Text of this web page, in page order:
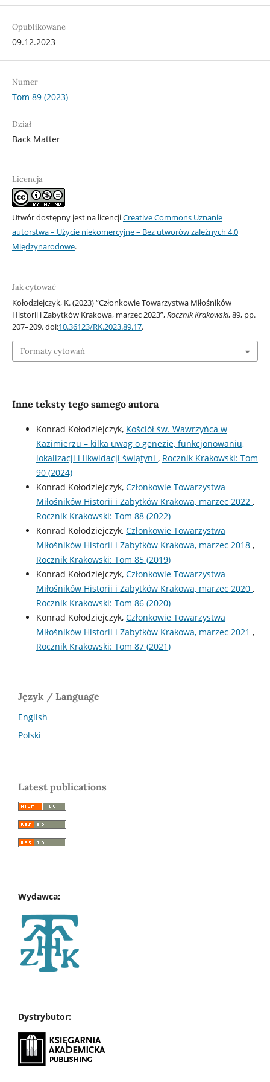
Opublikowane
09.12.2023
Numer
Tom 89 (2023)
Dział
Back Matter
Licencja
Utwór dostępny jest na licencjiCreative Commons Uznanie
autorstwa – Użycie niekomercyjne – Bez utworów zależnych 4.0
Międzynarodowe.
Jak cytować
Kołodziejczyk, K. (2023) “Członkowie Towarzystwa Miłośników
Historii i Zabytków Krakowa, marzec 2023”,Rocznik Krakowski, 89, pp.
207–209. doi:10.36123/RK.2023.89.17.
Formaty cytowań
Inne teksty tego samego autora
Konrad Kołodziejczyk, Kościół św. Wawrzyńca w
Kazimierzu – kilka uwag o genezie, funkcjonowaniu,
lokalizacji i likwidacji świątyni , Rocznik Krakowski: Tom
90 (2024)
Konrad Kołodziejczyk, Członkowie Towarzystwa
Miłośników Historii i Zabytków Krakowa, marzec 2022 ,
Rocznik Krakowski: Tom 88 (2022)
Konrad Kołodziejczyk, Członkowie Towarzystwa
Miłośników Historii i Zabytków Krakowa, marzec 2018 ,
Rocznik Krakowski: Tom 85 (2019)
Konrad Kołodziejczyk, Członkowie Towarzystwa
Miłośników Historii i Zabytków Krakowa, marzec 2020 ,
Rocznik Krakowski: Tom 86 (2020)
Konrad Kołodziejczyk, Członkowie Towarzystwa
Miłośników Historii i Zabytków Krakowa, marzec 2021 ,
Rocznik Krakowski: Tom 87 (2021)
Język / Language
English
Polski
Latest publications
Wydawca:
Dystrybutor: